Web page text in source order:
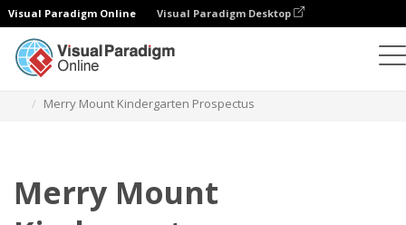
Visual Paradigm Online Visual Paradigm Desktop
Merry Mount Kindergarten Prospectus
Merry Mount